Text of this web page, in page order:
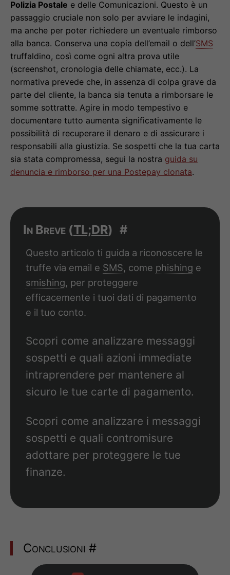
Polizia Postale e delle Comunicazioni. Questo è un
passaggio cruciale non solo per avviare le indagini,
ma anche per poter richiedere un eventuale rimborso
alla banca. Conserva una copia dell’email o dell’SMS
truffaldino, così come ogni altra prova utile
(screenshot, cronologia delle chiamate, ecc.). La
normativa prevede che, in assenza di colpa grave da
parte del cliente, la banca sia tenuta a rimborsare le
somme sottratte. Agire in modo tempestivo e
documentare tutto aumenta significativamente le
possibilità di recuperare il denaro e di assicurare i
responsabili alla giustizia. Se sospetti che la tua carta
sia stata compromessa, segui la nostra guida su
denuncia e rimborso per una Postepay clonata.
In Breve (TL;DR) #
Questo articolo ti guida a riconoscere le
truffe via email e SMS, come phishing e
smishing, per proteggere
efficacemente i tuoi dati di pagamento
e il tuo conto.
Scopri come analizzare messaggi
sospetti e quali azioni immediate
intraprendere per mantenere al
sicuro le tue carte di pagamento.
Scopri come analizzare i messaggi
sospetti e quali contromisure
adottare per proteggere le tue
finanze.
Conclusioni #